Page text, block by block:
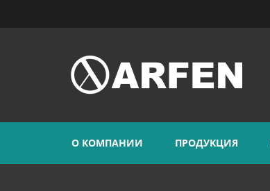
О КОМПАНИИ ПРОДУКЦИЯ